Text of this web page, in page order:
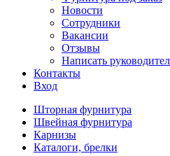
Новости
Сотрудники
Вакансии
Отзывы
Написать
Контакты
Вход
Шторная фурнитура
Швейная фурнитура
Карнизы
Каталоги, брелки